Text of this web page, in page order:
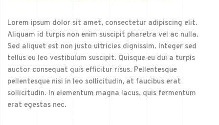
Lorem ipsum dolor sit amet, consectetur adipiscing elit.
Aliquam id turpis non enim suscipit pharetra vel ac nulla.
Sed aliquet est non justo ultricies dignissim. Integer sed
tellus eu leo vestibulum suscipit. Quisque eu dui a turpis
auctor consequat quis efficitur risus. Pellentesque
pellentesque nisi in leo sollicitudin, at faucibus erat
sollicitudin. In elementum magna lacus, quis fermentum
erat egestas nec.